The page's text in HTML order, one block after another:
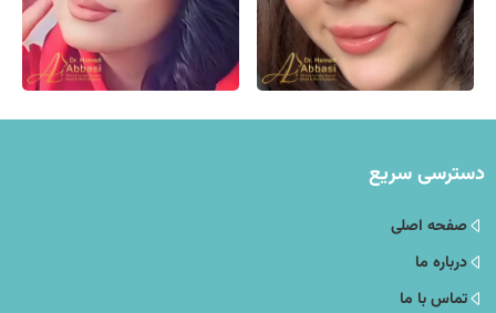
دسترسی سریع
صفحه اصلی
درباره ما
تماس با ما